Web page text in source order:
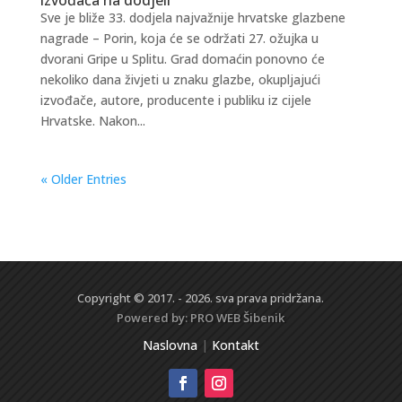
Sve je bliže 33. dodjela najvažnije hrvatske glazbene
nagrade – Porin, koja će se održati 27. ožujka u
dvorani Gripe u Splitu. Grad domaćin ponovno će
nekoliko dana živjeti u znaku glazbe, okupljajući
izvođače, autore, producente i publiku iz cijele
Hrvatske. Nakon...
« Older Entries
Copyright © 2017. - 2026. sva prava pridržana.
Powered by: PRO WEBŠibenik
Naslovna| Kontakt